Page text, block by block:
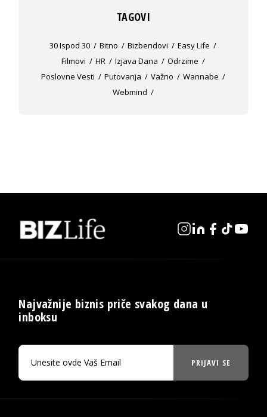
TAGOVI
30 Ispod 30 Bitno Bizbendovi
Easy Life
Filmovi
HR Izjava Dana
Odrzime
Poslovne Vesti
Putovanja Važno
Wannabe
Webmind
Najvažnije biznis priče svakog dana u
inboksu
PRIJAVI SE